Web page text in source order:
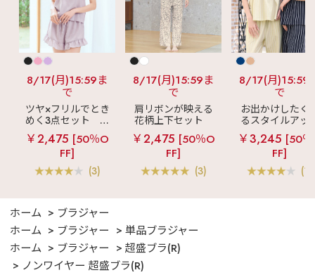
8/17(月)15:59ま
で
ツヤ×フリルでとき
めく3点セット
シ
ルキー ショートパ
ンツ 3点セット
￥2,475 [50％O
FF]
(3)
8/17(月)15:59ま
で
肩リボンが映える
花柄上下セット
メニーフラワー ロ
ングパンツ 上下セ
ット
￥2,475 [50％O
FF]
(3)
8/17(月)15:59
で
お出かけしたく
るスタイルアッ
見え
ストライ
フリル ロングパ
ツ 綿混 上下セ
￥3,245 [50
FF]
(1)
ホーム
ブラジャー
ホーム
ブラジャー
単品ブラジャー
ホーム
ブラジャー
超盛ブラ(R)
ノンワイヤー 超盛ブラ(R)